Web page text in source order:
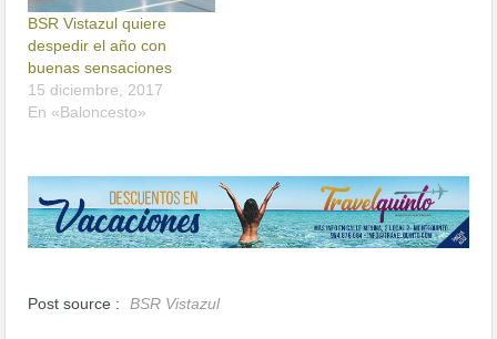
BSR Vistazul quiere
despedir el año con
buenas sensaciones
15 diciembre, 2017
En «Baloncesto»
Post source : BSR Vistazul